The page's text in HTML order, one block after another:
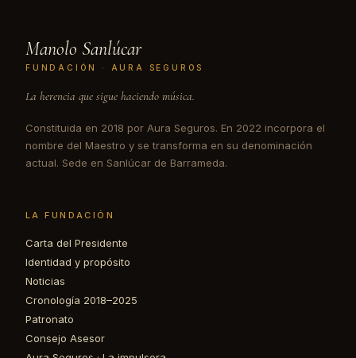
Manolo Sanlúcar
FUNDACIÓN · AURA SEGUROS
La herencia que sigue haciendo música.
Constituida en 2018 por Aura Seguros. En 2022 incorpora el
nombre del Maestro y se transforma en su denominación
actual. Sede en Sanlúcar de Barrameda.
LA FUNDACIÓN
Carta del Presidente
Identidad y propósito
Noticias
Cronología 2018–2025
Patronato
Consejo Asesor